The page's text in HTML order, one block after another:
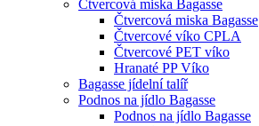
Čtvercová miska Bagasse
Čtvercová miska Bagasse
Čtvercové víko CPLA
Čtvercové PET víko
Hranaté PP Víko
Bagasse jídelní talíř
Podnos na jídlo Bagasse
Podnos na jídlo Bagasse